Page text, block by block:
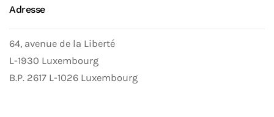
Adresse
64, avenue de la Liberté
L-1930 Luxembourg
B.P. 2617 L-1026 Luxembourg